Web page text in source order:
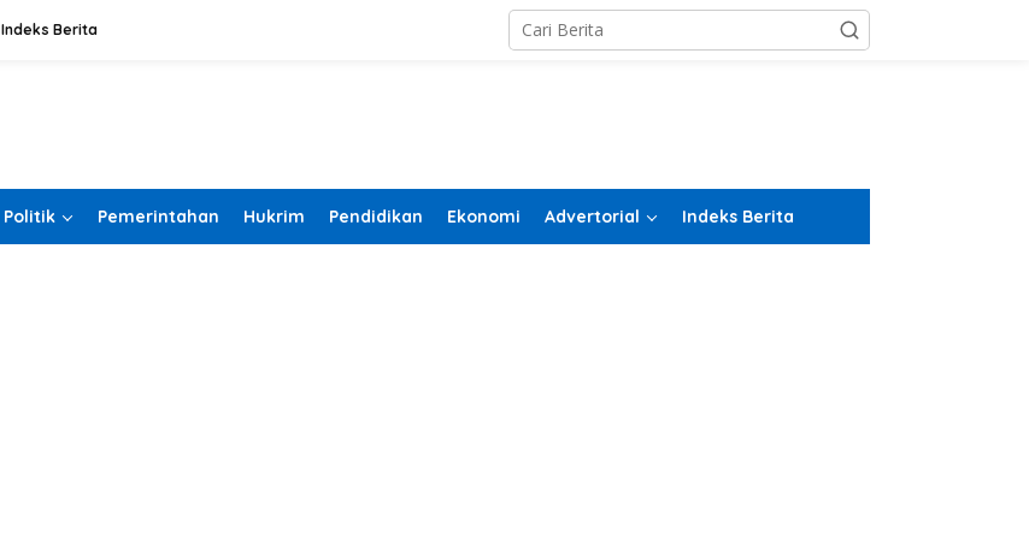
Indeks Berita
Politik Pemerintahan Hukrim Pendidikan Ekonomi Advertorial Indeks Berita